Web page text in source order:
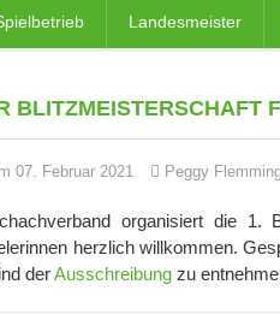
Landesmeister
BLITZMEISTERSCHAFT
07. Februar 2021 Peggy
organisiert die
herzlich willkommen.
derAusschreibung zu